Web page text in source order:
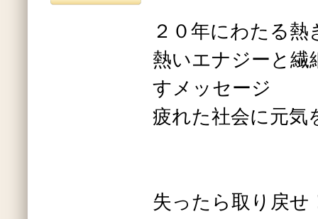
２０年にわたる熱
熱いエナジーと繊
すメッセージ
疲れた社会に元気
失ったら取り戻せ